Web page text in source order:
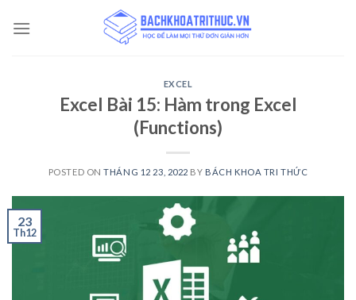
EXCEL
Excel Bài 15: Hàm trong Excel
(Functions)
POSTED ONTHÁNG 12 23, 2022 BY BÁCH KHOA TRI THỨC
23
Th12